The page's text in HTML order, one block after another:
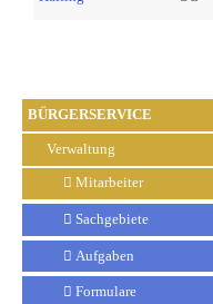
BÜRGERSERVICE
Verwaltung
Mitarbeiter
Sachgebiete
Aufgaben
Formulare